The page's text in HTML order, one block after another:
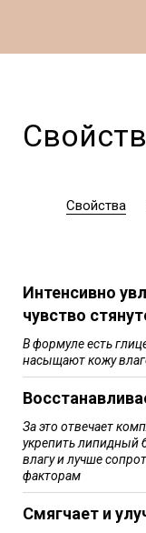
Свойства
Интенсивно
чувство
В формуле есть
насыщают кожу
За это отвечает
укрепить липидный
влагу и лучше
факторам
Смягчает и